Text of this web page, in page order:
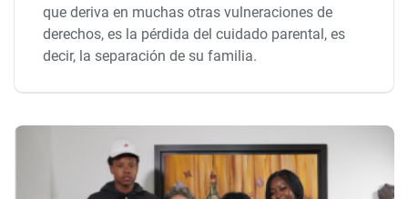
que deriva en muchas otras vulneraciones de
derechos, es la pérdida del cuidado parental, es
decir, la separación de su familia.